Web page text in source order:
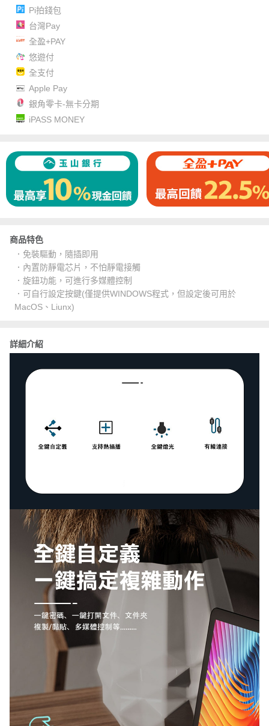
Pi拍錢包
台灣Pay
全盈+PAY
悠遊付
全支付
Apple Pay
銀角零卡-無卡分期
iPASS MONEY
商品特色
．免裝驅動，隨插即用
．內置防靜電芯片，不怕靜電接觸
．旋鈕功能，可進行多媒體控制
．可自行設定按鍵(僅提供WINDOWS程式，但設定後可用於
MacOS、Liunx)
詳細介紹